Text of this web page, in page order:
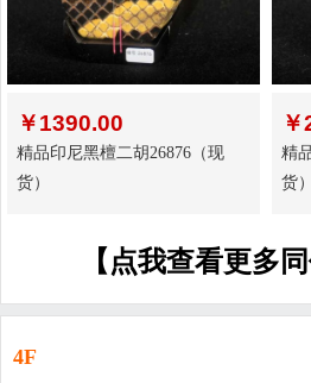
￥1390.00
精品印尼黑檀二胡26876（现
货）
￥
精
货）
【点我查看更多
4F